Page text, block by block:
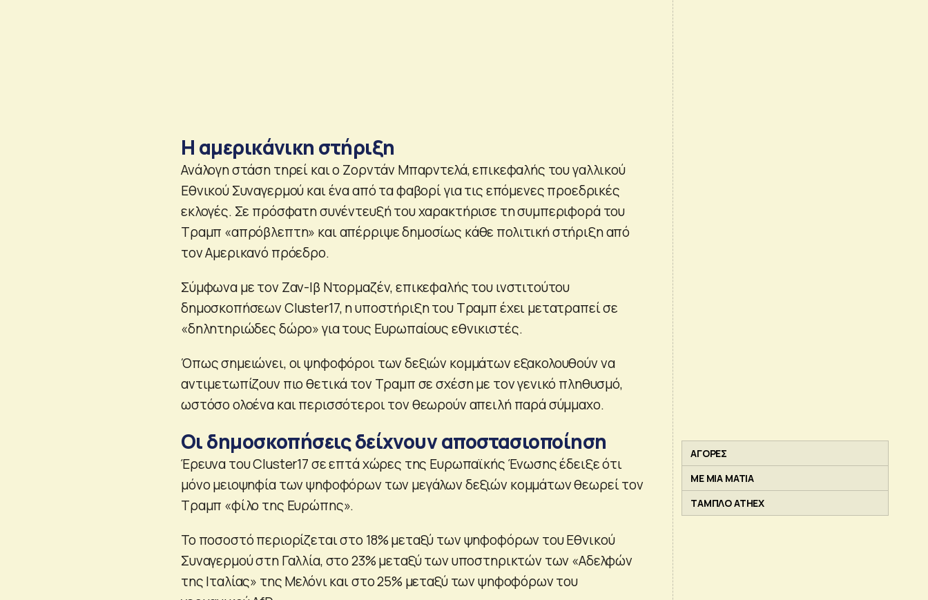
Η αμερικάνικη στήριξη
Ανάλογη στάση τηρεί και ο Ζορντάν Μπαρντελά, επικεφαλής του γαλλικού
Εθνικού Συναγερμού και ένα από τα φαβορί για τις επόμενες προεδρικές
εκλογές. Σε πρόσφατη συνέντευξή του χαρακτήρισε τη συμπεριφορά του
Τραμπ «απρόβλεπτη» και απέρριψε δημοσίως κάθε πολιτική στήριξη από
τον Αμερικανό πρόεδρο.
Σύμφωνα με τον Ζαν-Ιβ Ντορμαζέν, επικεφαλής του ινστιτούτου
δημοσκοπήσεων Cluster17, η υποστήριξη του Τραμπ έχει μετατραπεί σε
«δηλητηριώδες δώρο» για τους Ευρωπαίους εθνικιστές.
Όπως σημειώνει, οι ψηφοφόροι των δεξιών κομμάτων εξακολουθούν να
αντιμετωπίζουν πιο θετικά τον Τραμπ σε σχέση με τον γενικό πληθυσμό,
ωστόσο ολοένα και περισσότεροι τον θεωρούν απειλή παρά σύμμαχο.
Οι δημοσκοπήσεις δείχνουν αποστασιοποίηση
Έρευνα του Cluster17 σε επτά χώρες της Ευρωπαϊκής Ένωσης έδειξε ότι
μόνο μειοψηφία των ψηφοφόρων των μεγάλων δεξιών κομμάτων θεωρεί τον
Τραμπ «φίλο της Ευρώπης».
Το ποσοστό περιορίζεται στο 18% μεταξύ των ψηφοφόρων του Εθνικού
Συναγερμού στη Γαλλία, στο 23% μεταξύ των υποστηρικτών των «Αδελφών
της Ιταλίας» της Μελόνι και στο 25% μεταξύ των ψηφοφόρων του
ΑΓΟΡΕΣ
ΜΕ ΜΙΑ ΜΑΤΙΑ
ΤΑΜΠΛΟ ATHEX